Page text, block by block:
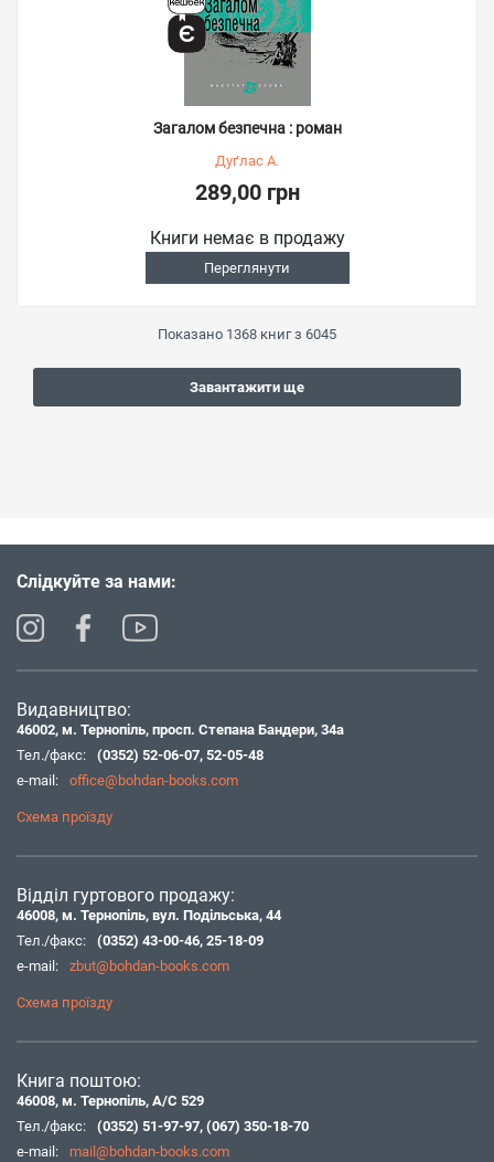
Загалом безпечна : роман
Дуґлас А.
289,00 грн
Книги немає в продажу
Переглянути
Показано 1368 книг з 6045
Завантажити ще
Слідкуйте за нами:
Видавництво:
46002, м. Тернопіль, просп. Степана Бандери, 34а
Тел./факс:
(0352) 52-06-07, 52-05-48
e-mail:
office@bohdan-books.com
Схема проїзду
Відділ гуртового продажу:
46008, м. Тернопіль, вул. Подільська, 44
Тел./факс:
(0352) 43-00-46, 25-18-09
e-mail:
zbut@bohdan-books.com
Схема проїзду
Книга поштою:
46008, м. Тернопіль, А/С 529
Тел./факс:
(0352) 51-97-97, (067) 350-18-70
e-mail:
mail@bohdan-books.com